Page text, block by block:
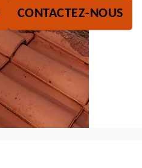
CONTACTEZ-NOUS